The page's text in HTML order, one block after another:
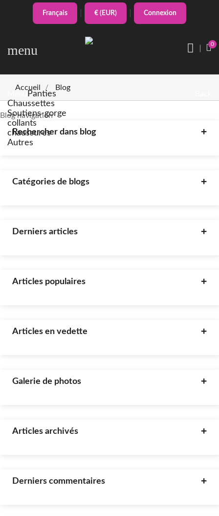
Français € (EUR) Connexion
menu 0
Panties
Chaussettes
Soutiens-gorge
collants
chaussures
Autres
Accueil Blog
Blog navigation
Rechercher dans blog
Catégories de blogs
Derniers articles
Articles populaires
Articles en vedette
Galerie de photos
Articles archivés
Derniers commentaires